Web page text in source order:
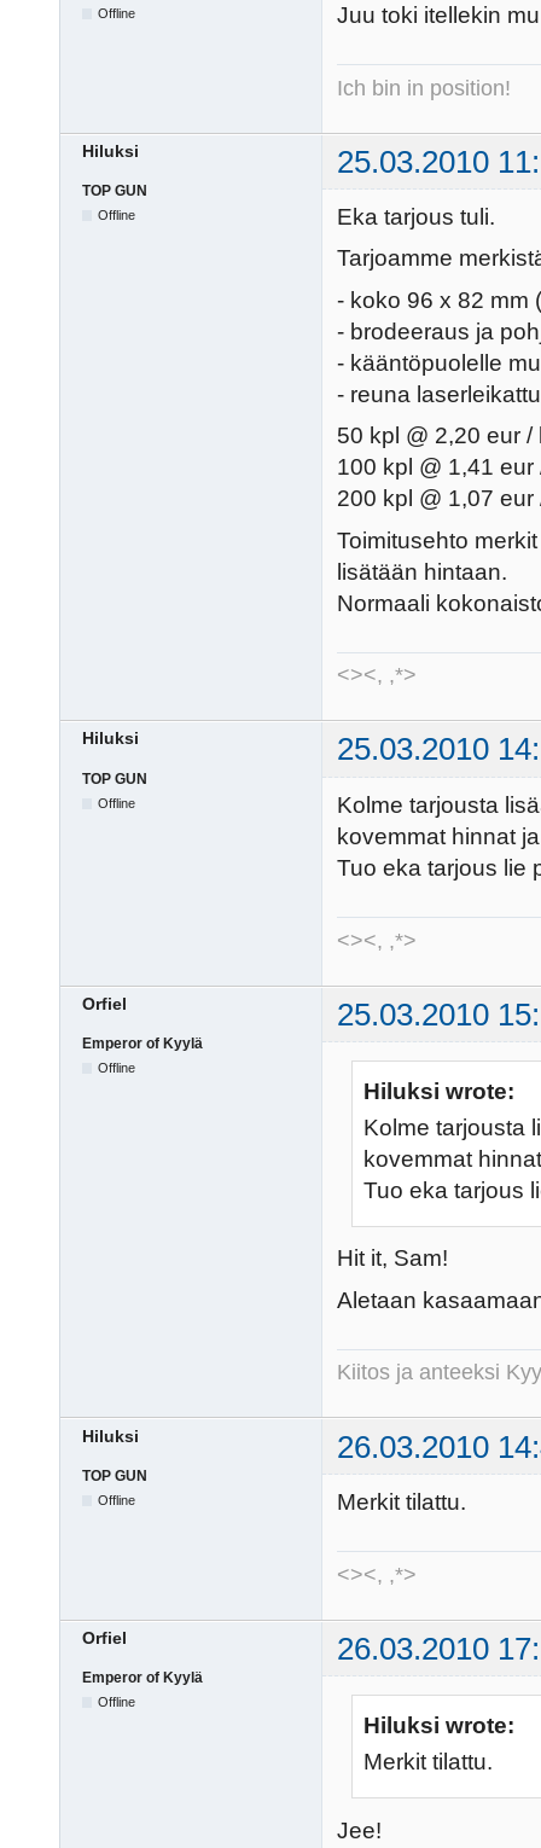
Offline Juu toki itellekin
Ich bin in position!
Hiluksi 25.03.2010
TOP GUN
Offline
Eka tarjous tuli.
Tarjoamme
- koko 96 x 82 mm
- brodeeraus ja
- kääntöpuolelle
- reuna
50 kpl @ 2,20 eur /
100 kpl @ 1,41
200 kpl @ 1,07
Toimitusehto
lisätään hintaan.
Normaali
<><, ,*>
Hiluksi 25.03.2010
TOP GUN
Offline
Kolme tarjousta
kovemmat hinnat
Tuo eka tarjous lie
<><, ,*>
Orfiel 25.03.2010
Emperor of Kyylä
Offline
Hiluksi wrote:
Kolme tarjousta
kovemmat
Tuo eka tarjous
Hit it, Sam!
Aletaan
Kiitos ja anteeksi
Hiluksi 26.03.2010
TOP GUN
Offline Merkit tilattu.
<><, ,*>
Orfiel 26.03.2010
Emperor of Kyylä
Offline
Hiluksi wrote:
Merkit tilattu.
Jee!